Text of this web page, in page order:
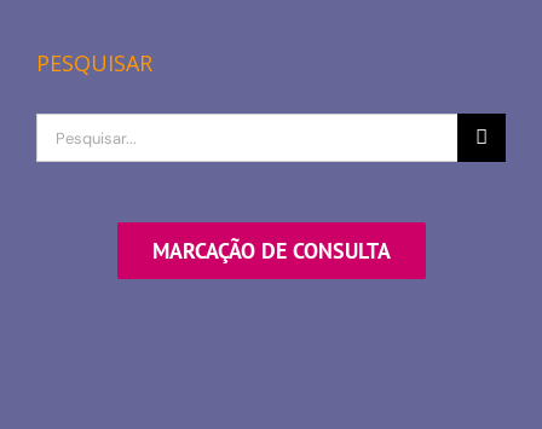
PESQUISAR
Procurar
por
MARCAÇÃO DE CONSULTA